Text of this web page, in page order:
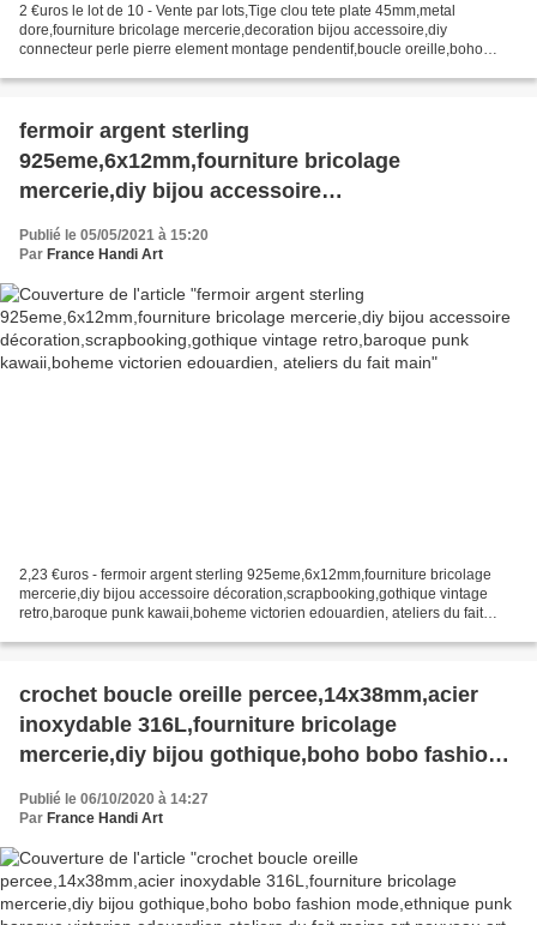
2 €uros le lot de 10 - Vente par lots,Tige clou tete plate 45mm,metal
dore,fourniture bricolage mercerie,decoration bijou accessoire,diy
connecteur perle pierre element montage pendentif,boucle oreille,boho
fermoir argent sterling
925eme,6x12mm,fourniture bricolage
mercerie,diy bijou accessoire
retro,baroque punk kawaii,boheme victorien
Publié le 05/05/2021 à 15:20
Par France Handi Art
2,23 €uros - fermoir argent sterling 925eme,6x12mm,fourniture bricolage
mercerie,diy bijou accessoire décoration,scrapbooking,gothique vintage
retro,baroque punk kawaii,boheme victorien edouardien, ateliers du fait
crochet boucle oreille percee,14x38mm,acier
inoxydable 316L,fourniture bricolage
mercerie,diy bijou gothique,boho bobo fashion
mode,ethnique punk baroque,victorien
edouardien,ateliers du fait mains,art nouveau art
Publié le 06/10/2020 à 14:27
Par France Handi Art